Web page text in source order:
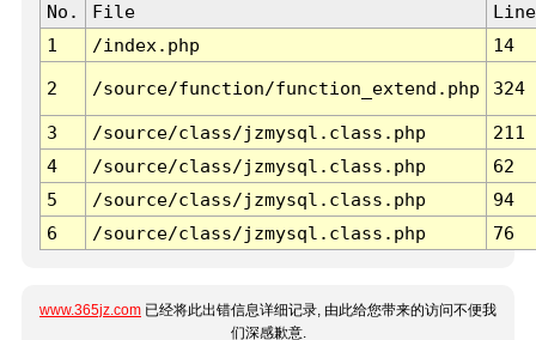
No. File
Line
1
/index.php 14
2 /source/function/function_extend.php 324
3 /source/class/jzmysql.class.php
211
4
/source/class/jzmysql.class.php
62
5
/source/class/jzmysql.class.php
94
6
/source/class/jzmysql.class.php 76
www.365jz.com 已经将此出错信息详细记录, 由此给您带来的访问不便我
们深感歉意.